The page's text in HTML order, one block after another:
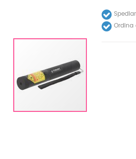
Ordina